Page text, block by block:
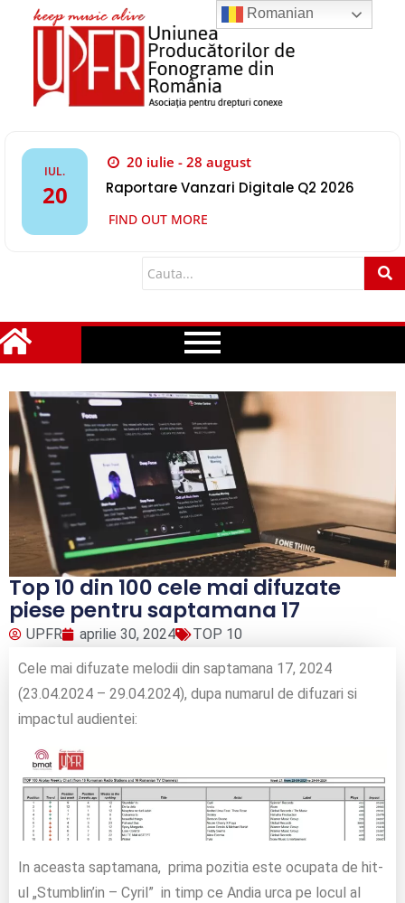
IUL.
20
20 iulie - 28 august
Raportare Vanzari Digitale Q2 2026
FIND OUT MORE
Top 10 din 100 cele mai difuzate
piese pentru saptamana 17
UPFR aprilie 30, 2024
TOP 10
Cele mai difuzate melodii din saptamana 17, 2024
(23.04.2024 – 29.04.2024), dupa numarul de difuzari si
impactul audientei:
In aceasta saptamana, prima pozitia este ocupata de hit-
ul „Stumblin’in – Cyril” in timp ce Andia urca pe locul al
Romanian